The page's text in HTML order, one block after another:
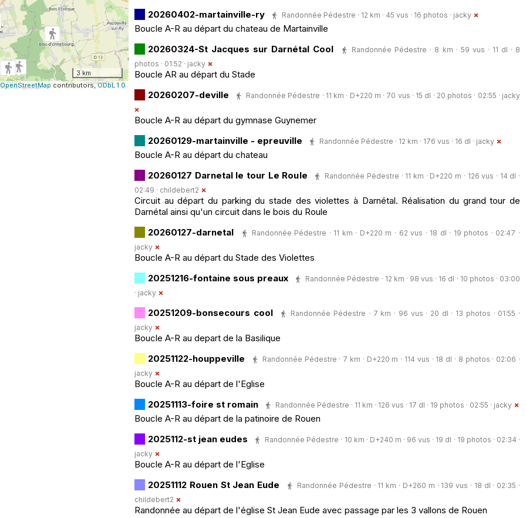
3 km
OpenStreetMapcontributors,ODbL 1.0
20260402-martainville-ry
Randonnée Pédestre · 12 km · 45 vus · 16 photos · jacky
Boucle A-R au départ du chateau de Martainville
20260324-St Jacques sur Darnétal Cool
Randonnée Pédestre · 8 km · 59 vus · 11 dl · 8
photos · 01:52 · jacky
Boucle AR au départ du Stade
20260207-deville
Randonnée Pédestre · 11 km · D+220 m · 70 vus · 15 dl · 20 photos · 02:55 · jacky
Boucle A-R au départ du gymnase Guynemer
20260129-martainville - epreuville
Randonnée Pédestre · 12 km · 176 vus · 16 dl · jacky
Boucle A-R au départ du chateau
20260127 Darnetal le tour Le Roule
Randonnée Pédestre · 11 km · D+220 m · 126 vus · 14 dl ·
02:49 · childebert2
Circuit au départ du parking du stade des violettes à Darnétal. Réalisation du grand tour de
Darnétal ainsi qu'un circuit dans le bois du Roule
20260127-darnetal
Randonnée Pédestre · 11 km · D+220 m · 62 vus · 18 dl · 19 photos · 02:47 ·
jacky
Boucle A-R au départ du Stade des Violettes
20251216-fontaine sous preaux
Randonnée Pédestre · 12 km · 98 vus · 16 dl · 10 photos · 03:00
· jacky
20251209-bonsecours cool
Randonnée Pédestre · 7 km · 96 vus · 20 dl · 13 photos · 01:55 ·
jacky
Boucle A-R au depart de la Basilique
20251122-houppeville
Randonnée Pédestre · 7 km · D+220 m · 114 vus · 18 dl · 8 photos · 02:06 ·
jacky
Boucle A-R au départ de l'Eglise
20251113-foire st romain
Randonnée Pédestre · 11 km · 126 vus · 17 dl · 19 photos · 02:55 · jacky
Boucle A-R au départ de la patinoire de Rouen
2025112-st jean eudes
Randonnée Pédestre · 10 km · D+240 m · 96 vus · 19 dl · 19 photos · 02:34 ·
jacky
Boucle A-R au départ de l'Eglise
20251112 Rouen St Jean Eude
Randonnée Pédestre · 11 km · D+260 m · 139 vus · 18 dl · 02:35 ·
childebert2
Randonnée au départ de l'église St Jean Eude avec passage par les 3 vallons de Rouen